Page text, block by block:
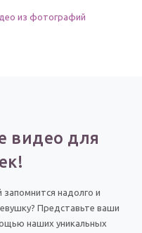
из фотографий
видео для
надолго и
Представьте ваши
наших уникальных